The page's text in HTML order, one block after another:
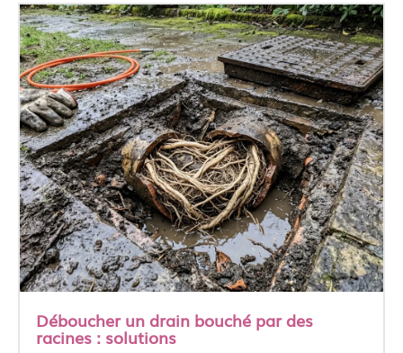
Déboucher un drain bouché par des
racines : solutions